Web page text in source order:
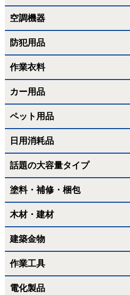
空調機器
防犯用品
作業衣料
カー用品
ペット用品
日用消耗品
話題の大容量タイプ
塗料・補修・梱包
木材・建材
建築金物
作業工具
電化製品